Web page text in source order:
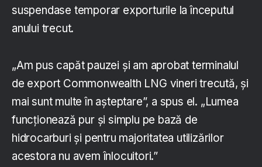
suspendase temporar exporturile la începutul
anului trecut.
„Am pus capăt pauzei și am aprobat terminalul
de export Commonwealth LNG vineri trecută, și
mai sunt multe în așteptare”, a spus el. „Lumea
funcționează pur și simplu pe bază de
hidrocarburi și pentru majoritatea utilizărilor
acestora nu avem înlocuitori.”